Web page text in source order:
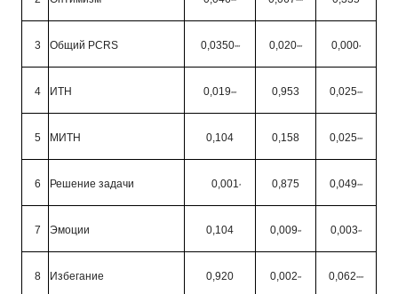
3 Общий PCRS 0,0350*** 0,020*** 0,000*
4 ИТН 0,019*** 0,953 0,025***
5 МИТН 0,104 0,158 0,025***
6 Решение задачи 0,001* 0,875 0,049***
7 Эмоции 0,104 0,009** 0,003**
8 Избегание 0,920 0,002** 0,062****